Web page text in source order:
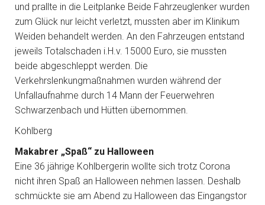
und prallte in die Leitplanke Beide Fahrzeuglenker wurden
zum Glück nur leicht verletzt, mussten aber im Klinikum
Weiden behandelt werden. An den Fahrzeugen entstand
jeweils Totalschaden i.H.v. 15000 Euro, sie mussten
beide abgeschleppt werden. Die
Verkehrslenkungmaßnahmen wurden während der
Unfallaufnahme durch 14 Mann der Feuerwehren
Schwarzenbach und Hütten übernommen.
Kohlberg
Makabrer „Spaß“ zu Halloween
Eine 36 jährige Kohlbergerin wollte sich trotz Corona
nicht ihren Spaß an Halloween nehmen lassen. Deshalb
schmückte sie am Abend zu Halloween das Eingangstor